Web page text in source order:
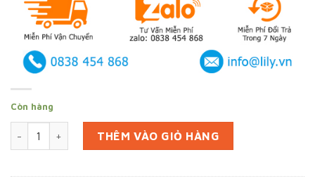
Còn hàng
In 10000 túi bánh mì ở Đồng Nai (mã tbm_1487) giấy thấm
THÊM VÀO GIỎ HÀNG